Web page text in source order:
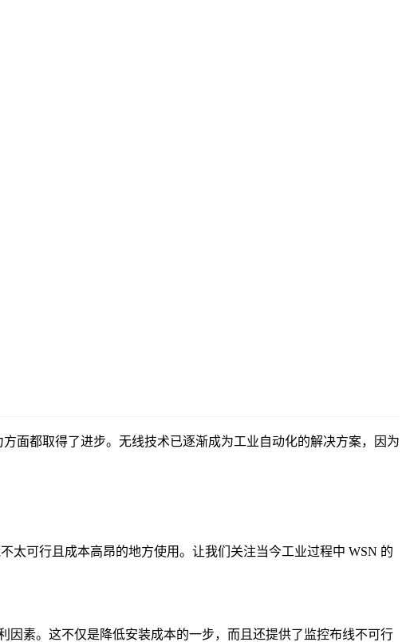
面都取得了进步。无线技术已逐渐成为工业自动化的解决方案，因为
太可行且成本高昂的地方使用。让我们关注当今工业过程中 WSN 的
素。这不仅是降低安装成本的一步，而且还提供了监控布线不可行